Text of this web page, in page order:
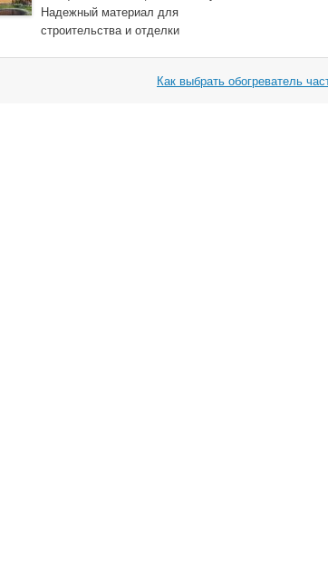
Надежный материал для
строительства и отделки
Как выбрать обогреватель